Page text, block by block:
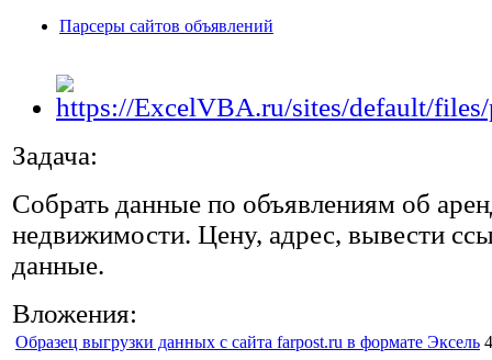
Парсеры сайтов объявлений
Задача:
Собрать данные по объявлениям об
недвижимости. Цену, адрес, вывести
данные.
Вложения:
Образец выгрузки данных с сайта farpost.ru в формате Эксель